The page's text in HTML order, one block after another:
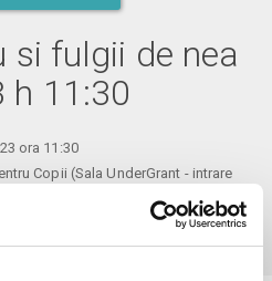
si fulgii de nea
h 11:30
ora 11:30
Copii (Sala UnderGrant - intrare